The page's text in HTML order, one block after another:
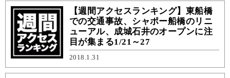
【週間アクセスランキング】東船橋
での交通事故、シャポー船橋のリニ
ューアル、成城石井のオープンに注
目が集まる1/21～27
2018.1.31